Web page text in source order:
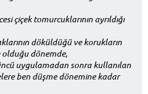
çiçek tomurcuklarının ayrıldığı
döküldüğü ve korukların
dönemde,
uygulamadan sonra kullanılan
ben düşme dönemine kadar